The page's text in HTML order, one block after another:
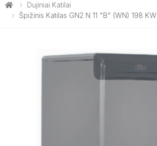
Dujiniai Katilai
Špižinis Katilas GN2 N 11 "B" (WN) 198 KW